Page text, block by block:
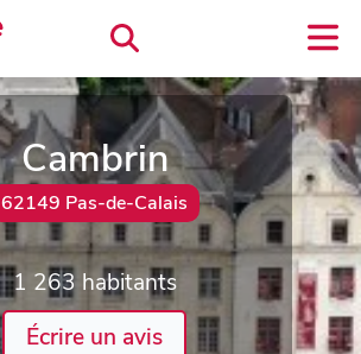
Cambrin
62149 Pas-de-Calais
1 263 habitants
Écrire un avis